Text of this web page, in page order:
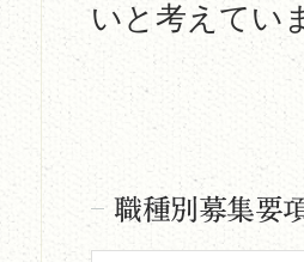
いと考えてい